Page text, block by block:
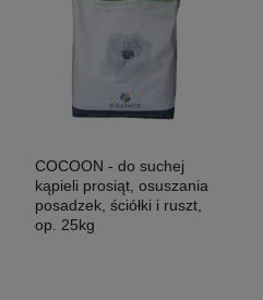
COCOON - do suchej
kąpieli prosiąt, osuszania
posadzek, ściółki i ruszt,
op. 25kg